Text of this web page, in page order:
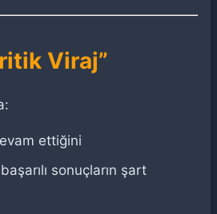
Viraj”
ettiğini
sonuçların şart